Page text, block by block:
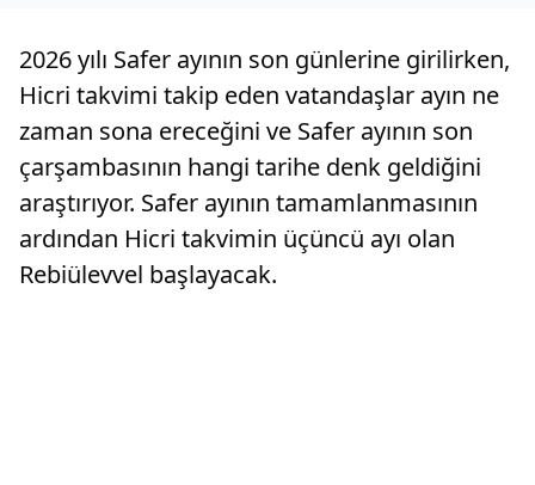
2026 yılı Safer ayının son günlerine girilirken,
Hicri takvimi takip eden vatandaşlar ayın ne
zaman sona ereceğini ve Safer ayının son
çarşambasının hangi tarihe denk geldiğini
araştırıyor. Safer ayının tamamlanmasının
ardından Hicri takvimin üçüncü ayı olan
Rebiülevvel başlayacak.